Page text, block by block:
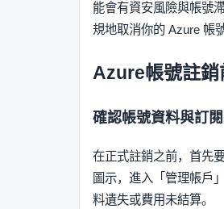
能會有資安風險與帳號
規地取消你的 Azure 帳
Azure帳號註銷
確認帳號資料與訂
在正式註銷之前，首先
圖示，進入「管理帳戶
料遺失或費用未結算。